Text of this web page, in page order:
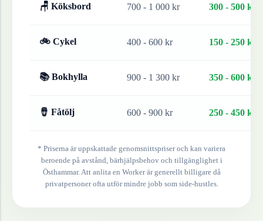
🪑 Köksbord 700 - 1 000 kr 300 - 500 kr
🚲 Cykel 400 - 600 kr 150 - 250 kr
📚 Bokhylla 900 - 1 300 kr 350 - 600 kr
🪘 Fåtölj 600 - 900 kr 250 - 450 kr
* Priserna är uppskattade genomsnittspriser och kan variera
beroende på avstånd, bärhjälpsbehov och tillgänglighet i
Östhammar. Att anlita en Worker är generellt billigare då
privatpersoner ofta utför mindre jobb som side-hustles.